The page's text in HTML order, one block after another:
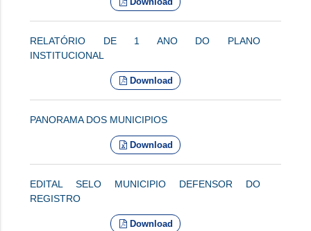
RELATÓRIO DE 1 ANO DO PLANO
INSTITUCIONAL
Download
PANORAMA DOS MUNICIPIOS
Download
EDITAL SELO MUNICIPIO DEFENSOR DO
REGISTRO
Download